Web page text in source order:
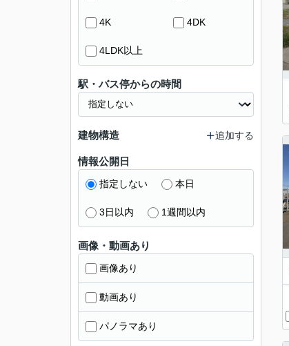
4K 4DK
4LDK以上
駅・バス停からの時間
建物構造 追加する
情報公開日
指定しない 本日
3日以内 1週間以内
画像・動画あり
画像あり
動画あり
パノラマあり